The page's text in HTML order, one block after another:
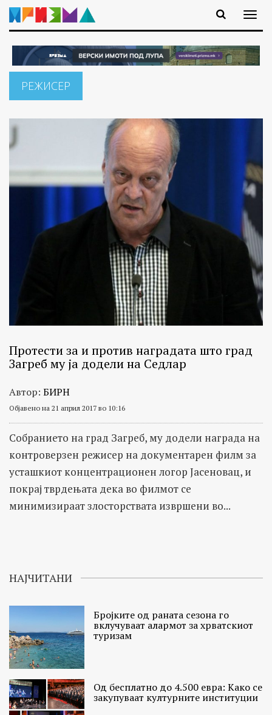
РЕЖИСЕР
Протести за и против наградата што град
Загреб му ја додели на Седлар
Автор: БИРН
Објавено на 21 април 2017 во 10:16
Собранието на град Загреб, му додели награда на
контроверзен режисер на документарен филм за
усташкиот концентрационен логор Јасеновац, и
покрај тврдењата дека во филмот се
минимизираат злосторствата извршени во...
НАЈЧИТАНИ
Бројките од раната сезона го
вклучуваат алармот за хрватскиот
туризам
Од бесплатно до 4.500 евра: Како се
закупуваат културните институции